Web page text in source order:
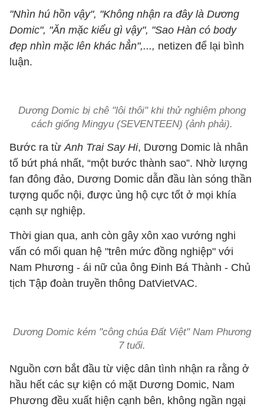
"Nhìn hú hồn vậy", "Không nhận ra đây là Dương
Domic", "Ăn mặc kiểu gì vậy", "Sao Hàn có body
đẹp nhìn mặc lên khác hẳn",..., netizen để lại bình
luận.
Dương Domic bị chê "lôi thôi" khi thử nghiệm phong
cách giống Mingyu (SEVENTEEN) (ảnh phải).
Bước ra từAnh Trai Say Hi, Dương Domic là nhân
tố bứt phá nhất, “một bước thành sao”. Nhờ lượng
fan đông đảo, Dương Domic dẫn đầu làn sóng thần
tượng quốc nội, được ủng hộ cực tốt ở mọi khía
cạnh sự nghiệp.
Thời gian qua, anh còn gây xôn xao vướng nghi
vấn có mối quan hệ "trên mức đồng nghiệp" với
Nam Phương - ái nữ của ông Đinh Bá Thành - Chủ
tịch Tập đoàn truyền thông DatVietVAC.
Dương Domic kém "công chúa Đất Việt" Nam Phương
7 tuổi.
Nguồn cơn bắt đầu từ việc dân tình nhận ra rằng ở
hầu hết các sự kiện có mặt Dương Domic, Nam
Phương đều xuất hiện cạnh bên, không ngần ngại